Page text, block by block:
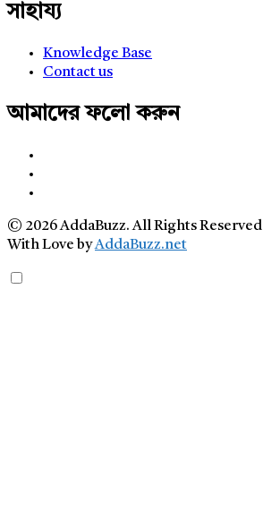
সাহায্য
Knowledge Base
Contact us
আমাদের ফলো করুন
© 2026 AddaBuzz. All Rights Reserved
With Love byAddaBuzz.net